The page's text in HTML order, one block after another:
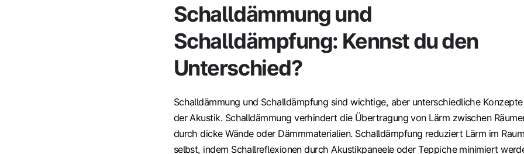
Schalldämmung und
Schalldämpfung: Kennst du den
Unterschied?
Schalldämmung und Schalldämpfung sind wichtige, aber unterschiedliche
der Akustik. Schalldämmung verhindert die Übertragung von Lärm zwischen
durch dicke Wände oder Dämmmaterialien. Schalldämpfung reduziert Lärm im Raum
selbst, indem Schallreflexionen durch Akustikpaneele oder Teppiche minimiert